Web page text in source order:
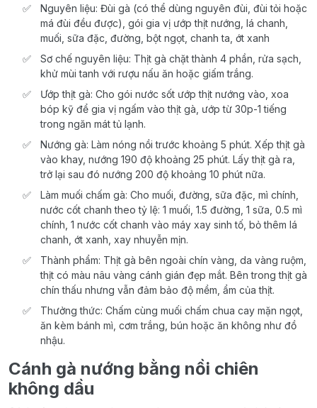
Nguyên liệu: Đùi gà (có thể dùng nguyên đùi, đùi tỏi hoặc
má đùi đều được), gói gia vị ướp thịt nướng, lá chanh,
muối, sữa đặc, đường, bột ngọt, chanh ta, ớt xanh
Sơ chế nguyên liệu: Thịt gà chặt thành 4 phần, rửa sạch,
khử mùi tanh với rượu nấu ăn hoặc giấm trắng.
Ướp thịt gà: Cho gói nước sốt ướp thịt nướng vào, xoa
bóp kỹ để gia vị ngấm vào thịt gà, ướp từ 30p-1 tiếng
trong ngăn mát tủ lạnh.
Nướng gà: Làm nóng nồi trước khoảng 5 phút. Xếp thịt gà
vào khay, nướng 190 độ khoảng 25 phút. Lấy thịt gà ra,
trở lại sau đó nướng 200 độ khoảng 10 phút nữa.
Làm muối chấm gà: Cho muối, đường, sữa đặc, mì chính,
nước cốt chanh theo tỷ lệ: 1 muối, 1.5 đường, 1 sữa, 0.5 mì
chính, 1 nước cốt chanh vào máy xay sinh tố, bỏ thêm lá
chanh, ớt xanh, xay nhuyễn mịn.
Thành phẩm: Thịt gà bên ngoài chín vàng, da vàng ruộm,
thịt có màu nâu vàng cánh gián đẹp mắt. Bên trong thịt gà
chín thấu nhưng vẫn đảm bảo độ mềm, ẩm của thịt.
Thưởng thức: Chấm cùng muối chấm chua cay mặn ngọt,
ăn kèm bánh mì, cơm trắng, bún hoặc ăn không như đồ
nhậu.
Cánh gà nướng bằng nồi chiên
không dầu